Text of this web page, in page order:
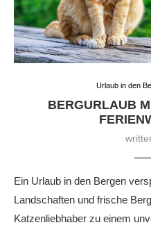
Urlaub in den
BERGURLAUB
Ein Urlaub in den Bergen
Landschaften und frische
Katzenliebhaber zu einem